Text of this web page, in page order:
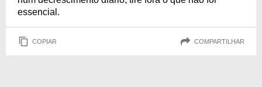
essencial.
COPIAR COMPARTILHAR